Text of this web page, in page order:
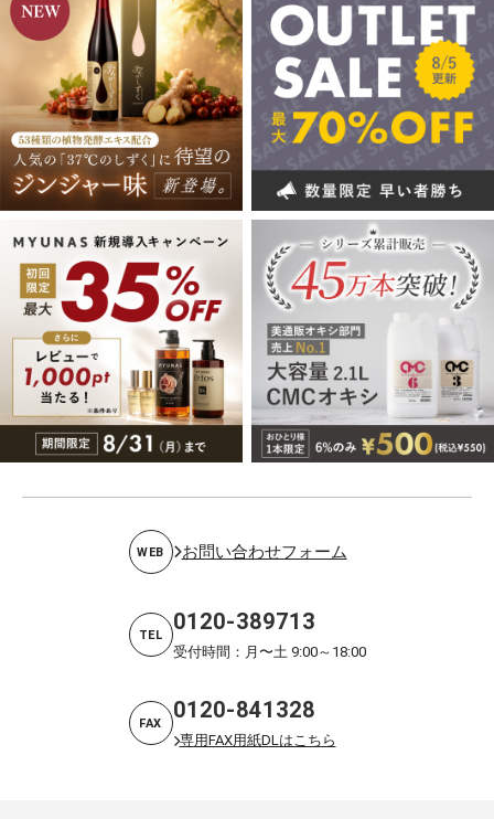
WEB お問い合わせフォーム
TEL 0120-389713
受付時間：月〜土 9:00～18:00
FAX 0120-841328
専用FAX用紙DLはこちら